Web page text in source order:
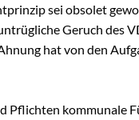
sei obsolet
Geruch des
hat von den
Pflichten kommunale